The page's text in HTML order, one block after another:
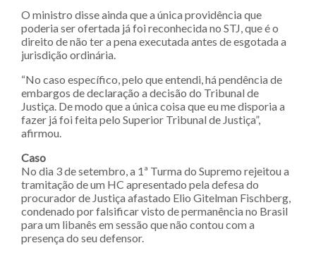
O ministro disse ainda que a única providência que
poderia ser ofertada já foi reconhecida no STJ, que é o
direito de não ter a pena executada antes de esgotada a
jurisdição ordinária.
“No caso específico, pelo que entendi, há pendência de
embargos de declaração a decisão do Tribunal de
Justiça. De modo que a única coisa que eu me disporia a
fazer já foi feita pelo Superior Tribunal de Justiça”,
afirmou.
Caso
No dia 3 de setembro, a 1ª Turma do Supremo rejeitou a
tramitação de um HC apresentado pela defesa do
procurador de Justiça afastado Elio Gitelman Fischberg,
condenado por falsificar visto de permanência no Brasil
para um libanês em sessão que não contou com a
presença do seu defensor.